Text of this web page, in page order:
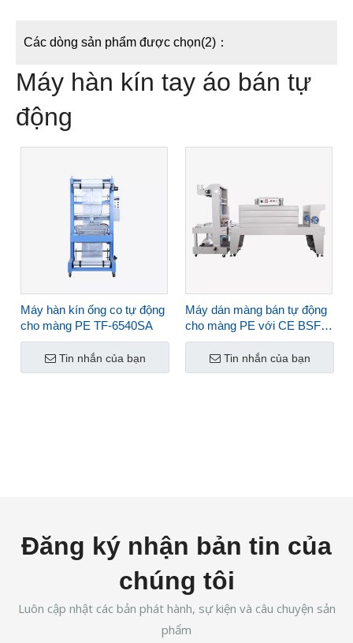
Các dòng sản phẩm được chọn(2)：
Máy hàn kín tay áo bán tự
động
Máy hàn kín ống co tự động
cho màng PE TF-6540SA
Tin nhắn của bạn
Máy dán màng bán tự động
cho màng PE với CE BSF-
6540XLT
Tin nhắn của bạn
Đăng ký nhận bản tin của
chúng tôi
Luôn cập nhật các bản phát hành, sự kiện và câu chuyện sản
phẩm